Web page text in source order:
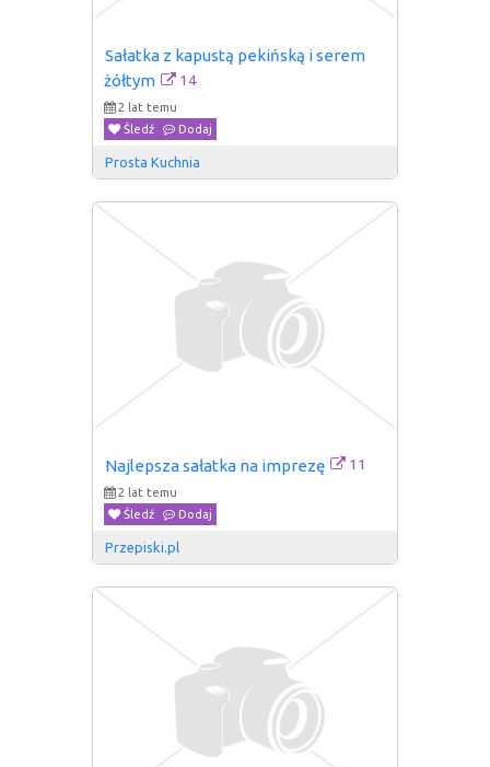
Sałatka z kapustą pekińską i serem
żółtym
14
2 lat temu
Śledź
Dodaj
Prosta Kuchnia
Najlepsza sałatka na imprezę 11
2 lat temu
Śledź
Dodaj
Przepiski.pl